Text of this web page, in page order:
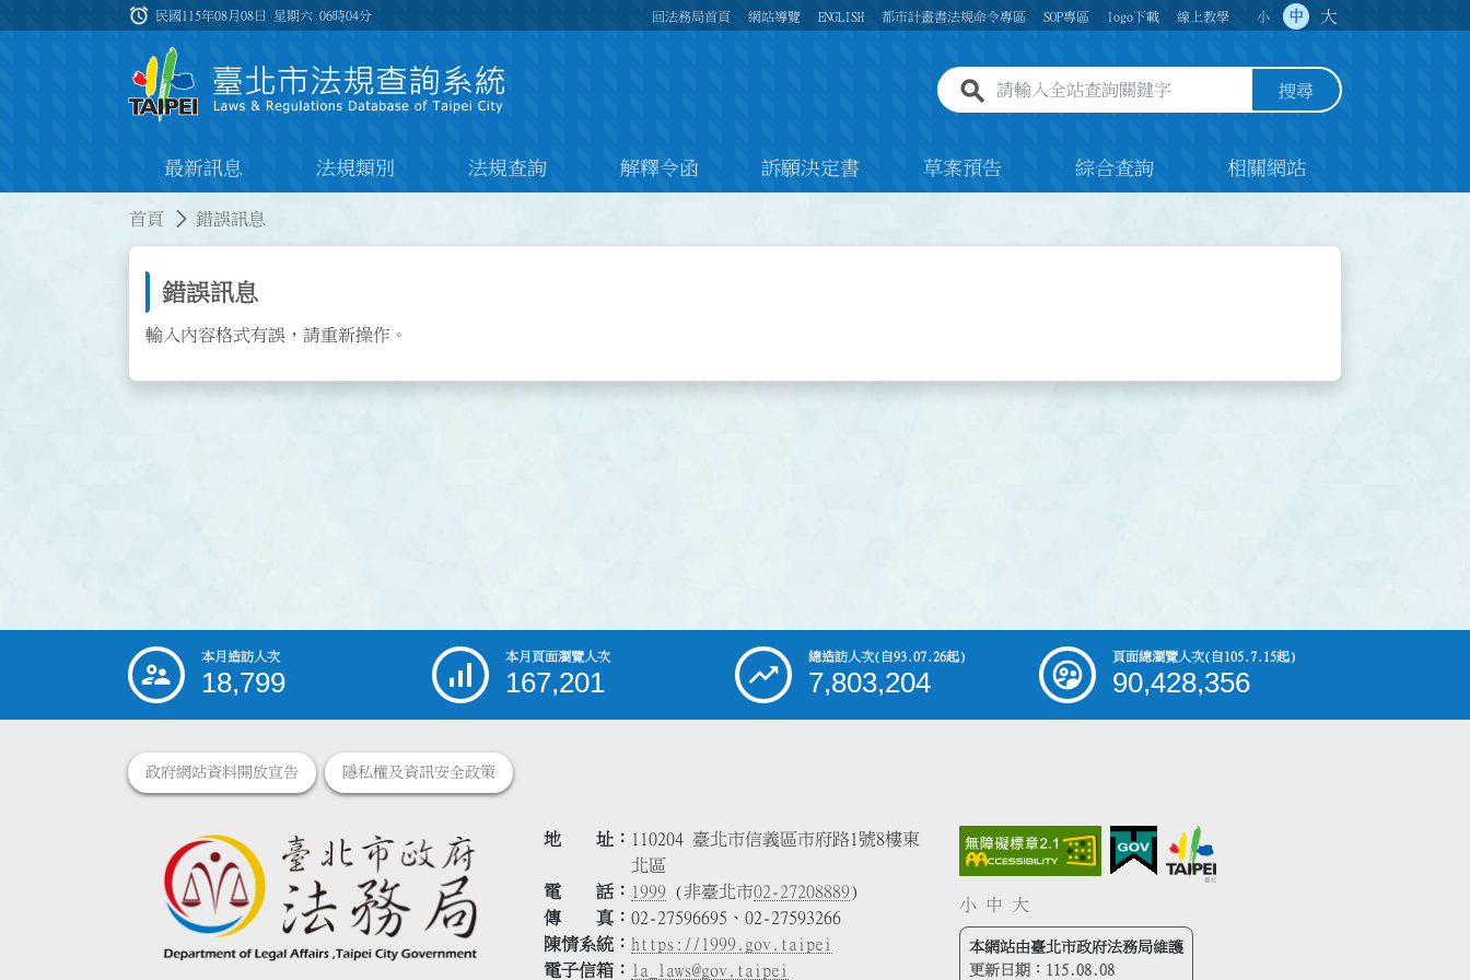
:::
alarm 民國115年08月08日 星期六06時04分 回法務局首頁 網站導覽 ENGLISH 都市計畫書法規命令專區 SOP專區 logo下載 線上教學 小 中 大
全站查詢關鍵字欄位 搜尋
最新訊息 法規類別 法規查詢 解釋令函 訴願決定書 草案預告 綜合查詢 相關網站
首頁 錯誤訊息
錯誤訊息
輸入內容格式有誤，請重新操作。
::: 本月造訪人次
18,799
本月頁面瀏覽人次
167,201
總造訪人次(自93.07.26起)
7,803,204
頁面總瀏覽人次(自105.7.15起)
90,428,356
政府網站資料開放宣告 隱私權及資訊安全政策
地 址
110204 臺北市信義區市府路1號8樓東
北區
電 話
1999 (非臺北市02-27208889)
傳 真
02-27596695、02-27593266
陳情系統
https://1999.gov.taipei
電子信箱
la_laws@gov.taipei
小 中 大
本網站由臺北市政府法務局維護
更新日期： 115.08.08